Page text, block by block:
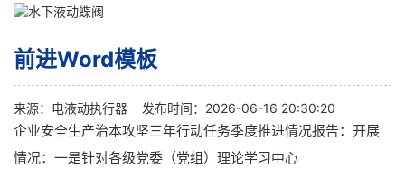
前进Word模板
来源： 电液动执行器 发布时间：2026-06-16 20:30:20
企业安全生产治本攻坚三年行动任务季度推进情况报告：开展
情况：一是针对各级党委（党组）理论学习中心